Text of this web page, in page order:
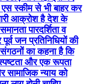
स्कीम से भी बाहर कर
आक्रोश है देश के
पारदर्शिता व
जन प्रतिनिधियों की
​संगठनों का कहना है कि
और एक रूपता
सामाजिक न्याय को